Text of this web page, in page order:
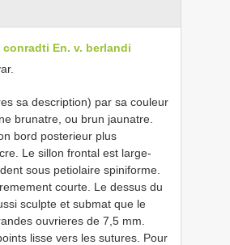
En. v. berlandi
sa description) par sa couleur
brunatre, ou brun jaunatre.
bord posterieur plus
Le sillon frontal est large-
sous petiolaire spiniforme.
courte. Le dessus du
sculpte et submat que le
ouvrieres de 7,5 mm.
lisse vers les sutures. Pour